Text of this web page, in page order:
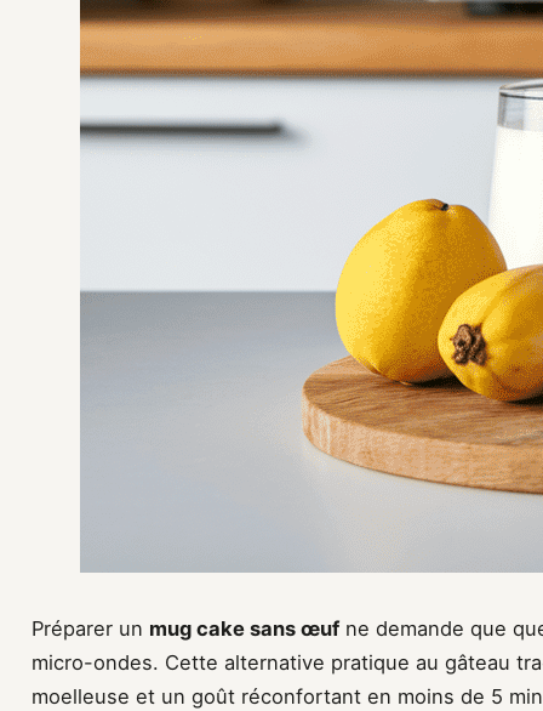
Préparer un mug cake sans œuf ne demande que
micro-ondes. Cette alternative pratique au gâteau
moelleuse et un goût réconfortant en moins de 5